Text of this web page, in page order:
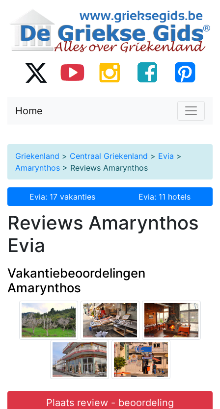
Home
Griekenland > Centraal Griekenland > Evia >
Amarynthos > Reviews Amarynthos
Evia: 17 vakanties Evia: 11 hotels
Reviews Amarynthos
Evia
Vakantiebeoordelingen
Amarynthos
Plaats review - beoordeling